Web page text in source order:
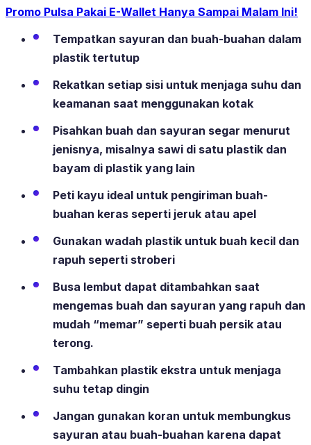
Promo Pulsa Pakai E-Wallet Hanya Sampai Malam Ini!
Tempatkan sayuran dan buah-buahan dalam
plastik tertutup
Rekatkan setiap sisi untuk menjaga suhu dan
keamanan saat menggunakan kotak
Pisahkan buah dan sayuran segar menurut
jenisnya, misalnya sawi di satu plastik dan
bayam di plastik yang lain
Peti kayu ideal untuk pengiriman buah-
buahan keras seperti jeruk atau apel
Gunakan wadah plastik untuk buah kecil dan
rapuh seperti stroberi
Busa lembut dapat ditambahkan saat
mengemas buah dan sayuran yang rapuh dan
mudah “memar” seperti buah persik atau
terong.
Tambahkan plastik ekstra untuk menjaga
suhu tetap dingin
Jangan gunakan koran untuk membungkus
sayuran atau buah-buahan karena dapat